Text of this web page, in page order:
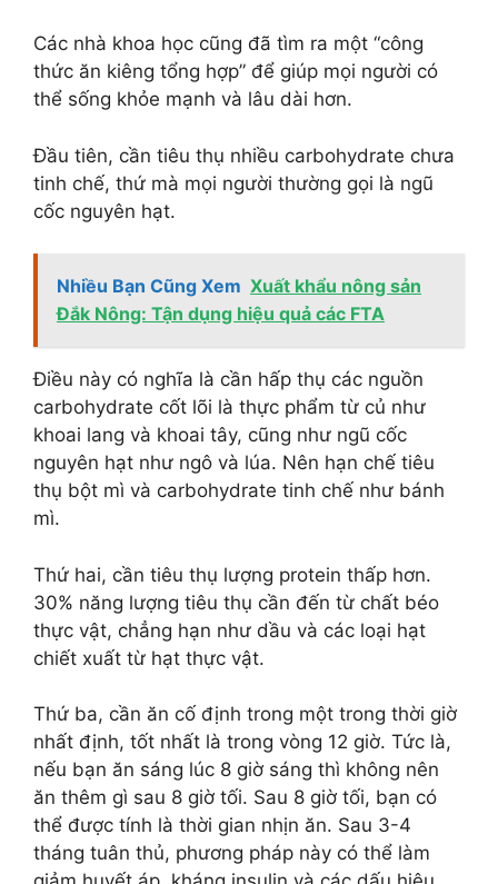
Các nhà khoa học cũng đã tìm ra một “công
thức ăn kiêng tổng hợp” để giúp mọi người có
thể sống khỏe mạnh và lâu dài hơn.
Đầu tiên, cần tiêu thụ nhiều carbohydrate chưa
tinh chế, thứ mà mọi người thường gọi là ngũ
cốc nguyên hạt.
Nhiều Bạn Cũng Xem Xuất khẩu nông sản
Đắk Nông: Tận dụng hiệu quả các FTA
Điều này có nghĩa là cần hấp thụ các nguồn
carbohydrate cốt lõi là thực phẩm từ củ như
khoai lang và khoai tây, cũng như ngũ cốc
nguyên hạt như ngô và lúa. Nên hạn chế tiêu
thụ bột mì và carbohydrate tinh chế như bánh
mì.
Thứ hai, cần tiêu thụ lượng protein thấp hơn.
30% năng lượng tiêu thụ cần đến từ chất béo
thực vật, chẳng hạn như dầu và các loại hạt
chiết xuất từ hạt thực vật.
Thứ ba, cần ăn cố định trong một trong thời giờ
nhất định, tốt nhất là trong vòng 12 giờ. Tức là,
nếu bạn ăn sáng lúc 8 giờ sáng thì không nên
ăn thêm gì sau 8 giờ tối. Sau 8 giờ tối, bạn có
thể được tính là thời gian nhịn ăn. Sau 3-4
tháng tuân thủ, phương pháp này có thể làm